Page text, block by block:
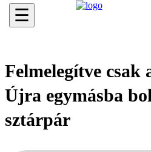
☰
Felmelegítve csak
Újra egymásba
sztárpár